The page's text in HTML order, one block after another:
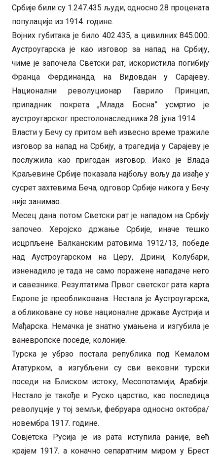
Србије били су 1.247.435 људи, односно 28 процената
популације из 1914. године.
Војних губитака је било 402.435, а цивилних 845.000.
Аустроугарска је као изговор за напад на Србију,
чиме је започела Светски рат, искористила погибију
Франца Фердинанда, на Видовдан у Сарајеву.
Национални револуционар Гаврило Принцип,
припадник покрета „Млада Босна” усмртио је
аустроугарског престолонаследника 28. јуна 1914.
Власти у Бечу су притом већ извесно време тражиле
изговор за напад на Србију, а трагедија у Сарајеву је
послужила као пригодан изговор. Иако је Влада
Краљевине Србије показала најбољу вољу да изађе у
сусрет захтевима Беча, одговор Србије никога у Бечу
није занимао.
Месец дана потом Светски рат је нападом на Србију
започео. Херојско држање Србије, иначе тешко
исцрпљене Балканским ратовима 1912/13, победе
над Аустроугарском на Церу, Дрини, Колубари,
изненадило је тада не само поражене нападаче него
и савезнике. Резултатима Првог светског рата карта
Европе је преобликована. Нестала је Аустроугарска,
а обликоване су нове националне државе Аустрија и
Мађарска. Немачка је знатно умањена и изгубила је
ваневропске поседе, колоније.
Турска је убрзо постала република под Кемалом
Ататурком, а изгубљени су сви вековни турски
поседи на Блиском истоку, Месопотамији, Арабији.
Нестало је такође и Руско царство, као последица
револуције у тој земљи, фебруара односно октобра/
новембра 1917. године.
Совјетска Русија је из рата иступила раније, већ
крајем 1917. а коначно сепаратним миром у Брест